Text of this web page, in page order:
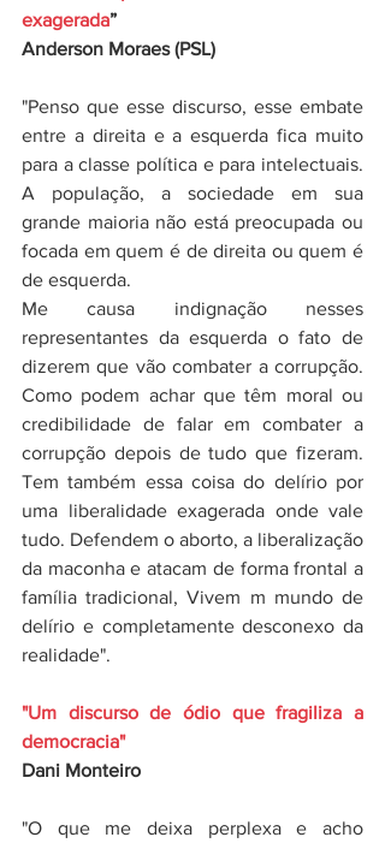
exagerada”
Anderson Moraes (PSL)
"Penso que esse discurso, esse embate
entre a direita e a esquerda fica muito
para a classe política e para intelectuais.
A população, a sociedade em sua
grande maioria não está preocupada ou
focada em quem é de direita ou quem é
de esquerda.
Me causa indignação nesses
representantes da esquerda o fato de
dizerem que vão combater a corrupção.
Como podem achar que têm moral ou
credibilidade de falar em combater a
corrupção depois de tudo que fizeram.
Tem também essa coisa do delírio por
uma liberalidade exagerada onde vale
tudo. Defendem o aborto, a liberalização
da maconha e atacam de forma frontal a
família tradicional, Vivem m mundo de
delírio e completamente desconexo da
realidade".
"Um discurso de ódio que fragiliza a
democracia"
Dani Monteiro
"O que me deixa perplexa e acho